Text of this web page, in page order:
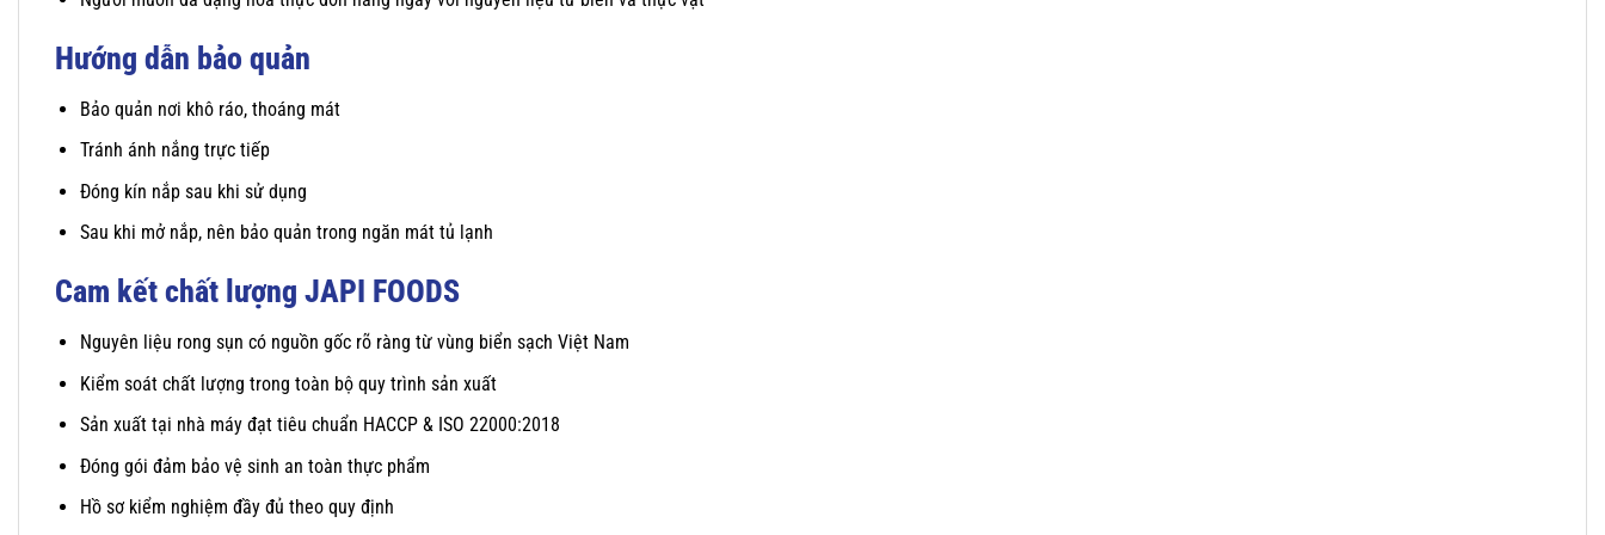
Hướng dẫn bảo quản
Bảo quản nơi khô ráo, thoáng mát
Tránh ánh nắng trực tiếp
Đóng kín nắp sau khi sử dụng
Sau khi mở nắp, nên bảo quản trong ngăn mát tủ lạnh
Cam kết chất lượng JAPI FOODS
Nguyên liệu rong sụn có nguồn gốc rõ ràng từ vùng biển sạch Việt Nam
Kiểm soát chất lượng trong toàn bộ quy trình sản xuất
Sản xuất tại nhà máy đạt tiêu chuẩn HACCP & ISO 22000:2018
Đóng gói đảm bảo vệ sinh an toàn thực phẩm
Hồ sơ kiểm nghiệm đầy đủ theo quy định